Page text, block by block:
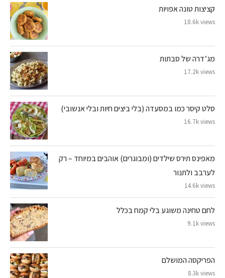
קציצות טונה אפויות
18.6k views
מג’דרה של סבתות
17.2k views
סלט קיסר כמו במסעדה (בלי ביצים חיות ובלי אנשובי)
16.7k views
מאפינס תירס שילדים (ומבוגרים) אוהבים במיוחד – רק
לערבב ולתנור
14.6k views
לחם טחינה משוגע בלי קמח בכלל
9.1k views
הפריקסה המושלם
8.3k views